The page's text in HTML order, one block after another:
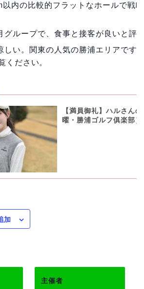
以内の比較的フラットなホールで戦
グループで、食事と接客が良いと評
しい。関東の人気の勝浦エリアです
ください。
【満員御礼】ハルさん
曜・勝浦ゴルフ俱楽部）
加
主催者